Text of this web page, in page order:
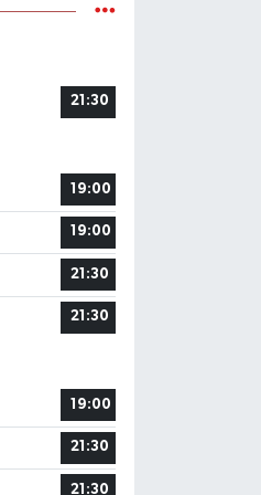
21:30
19:00
19:00
21:30
21:30
19:00
21:30
21:30